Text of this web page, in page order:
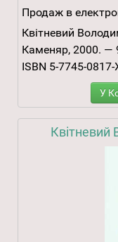
Продаж в
Квітневий
Каменяр, 2000. —
ISBN 5-7745-0817-
У
Квітневий